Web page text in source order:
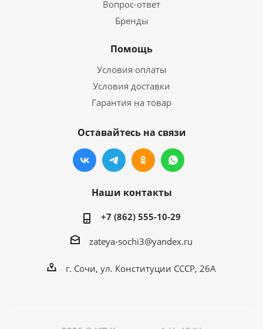
Вопрос-ответ
Бренды
Помощь
Условия оплаты
Условия доставки
Гарантия на товар
Оставайтесь на связи
Наши контакты
+7 (862) 555-10-29
zateya-sochi3@yandex.ru
г. Сочи, ул. Конституции СССР, 26А